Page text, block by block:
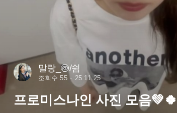
말랑_🍥/쉼
조회수 55 25.11.25
프로미스나인 사진 모음💚🍀